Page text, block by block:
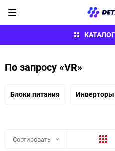
По запросу «VR»
Блоки питания Инверторы
Сортировать